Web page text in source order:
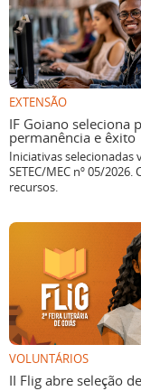
EXTENSÃO
IF Goiano seleciona
permanência e êxito
Iniciativas
SETEC/MEC nº 05/
recursos.
VOLUNTÁRIOS
II Flig abre seleção